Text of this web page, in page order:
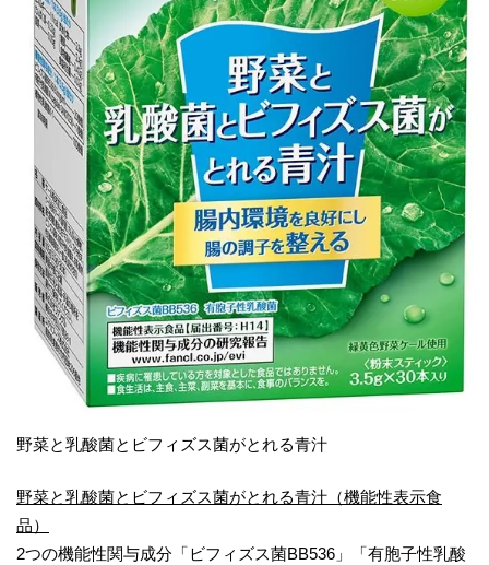
野菜と乳酸菌とビフィズス菌がとれる青汁
野菜と乳酸菌とビフィズス菌がとれる青汁（機能性表示食
品）
2つの機能性関与成分「ビフィズス菌BB536」「有胞子性乳酸